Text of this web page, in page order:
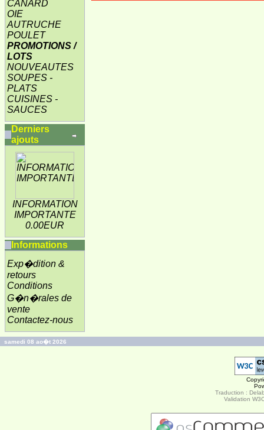
CANARD
OIE
AUTRUCHE
POULET
PROMOTIONS /
LOTS
NOUVEAUTES
SOUPES -
PLATS
CUISINES -
SAUCES
Derniers
ajouts
INFORMATION
IMPORTANTE
0.00EUR
Informations
Exp�dition &
retours
Conditions
G�n�rales de
vente
Contactez-nous
samedi 08 ao�t 2026
Traduction :
Validation